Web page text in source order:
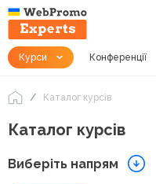
Курси Конференції
Каталог курсів
Каталог курсів
Виберіть напрям